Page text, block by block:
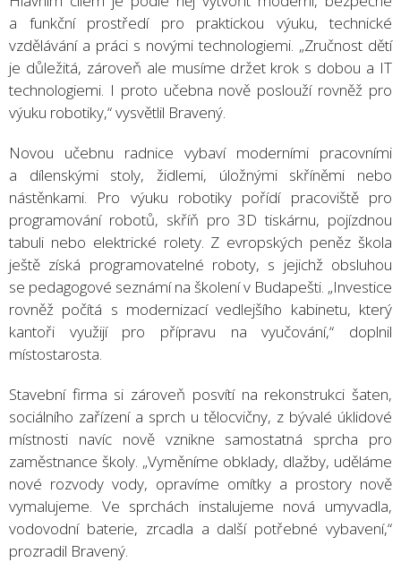
a funkční prostředí pro praktickou výuku, technické
vzdělávání a práci s novými technologiemi. „Zručnost dětí
je důležitá, zároveň ale musíme držet krok s dobou a IT
technologiemi. I proto učebna nově poslouží rovněž pro
výuku robotiky,“ vysvětlil Bravený.
Novou učebnu radnice vybaví moderními pracovními
a dílenskými stoly, židlemi, úložnými skříněmi nebo
nástěnkami. Pro výuku robotiky pořídí pracoviště pro
programování robotů, skříň pro 3D tiskárnu, pojízdnou
tabuli nebo elektrické rolety. Z evropských peněz škola
ještě získá programovatelné roboty, s jejichž obsluhou
se pedagogové seznámí na školení v Budapešti. „Investice
rovněž počítá s modernizací vedlejšího kabinetu, který
kantoři využijí pro přípravu na vyučování,“ doplnil
místostarosta.
Stavební firma si zároveň posvítí na rekonstrukci šaten,
sociálního zařízení a sprch u tělocvičny, z bývalé úklidové
místnosti navíc nově vznikne samostatná sprcha pro
zaměstnance školy. „Vyměníme obklady, dlažby, uděláme
nové rozvody vody, opravíme omítky a prostory nově
vymalujeme. Ve sprchách instalujeme nová umyvadla,
vodovodní baterie, zrcadla a další potřebné vybavení,“
prozradil Bravený.